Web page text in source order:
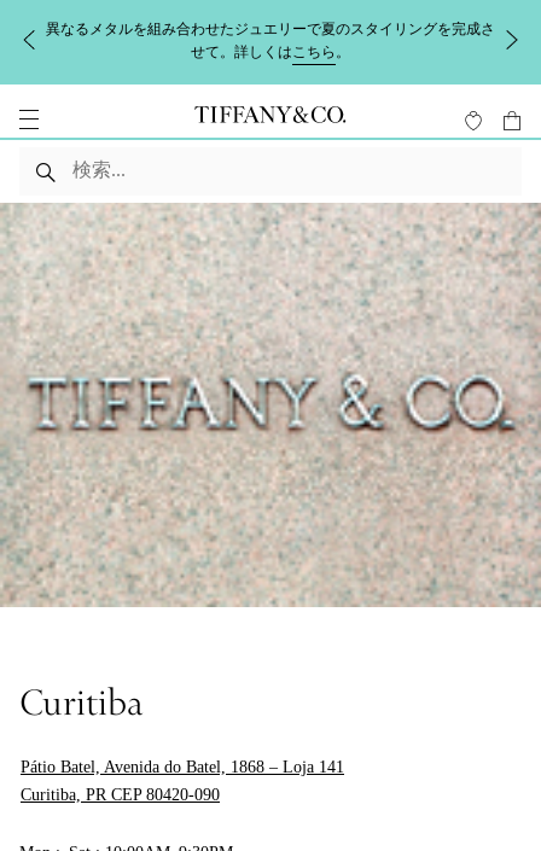
異なるメタルを組み合わせたジュエリーで夏のスタイリングを完成さ
せて。詳しくはこちら 。
Curitiba
Pátio Batel, Avenida do Batel, 1868 – Loja 141
Curitiba, PR CEP 80420-090